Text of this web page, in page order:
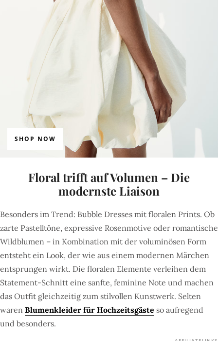
SHOP NOW
Floral trifft auf Volumen – Die
modernste Liaison
Besonders im Trend: Bubble Dresses mit floralen Prints. Ob
zarte Pastelltöne, expressive Rosenmotive oder romantische
Wildblumen – in Kombination mit der voluminösen Form
entsteht ein Look, der wie aus einem modernen Märchen
entsprungen wirkt. Die floralen Elemente verleihen dem
Statement-Schnitt eine sanfte, feminine Note und machen
das Outfit gleichzeitig zum stilvollen Kunstwerk. Selten
waren Blumenkleider für Hochzeitsgäste so aufregend
und besonders.